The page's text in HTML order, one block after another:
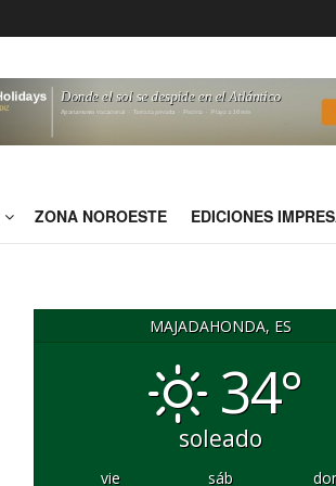
ZONA NOROESTE EDICIONES
MAJADAHONDA, ES
34°
soleado
vie sáb